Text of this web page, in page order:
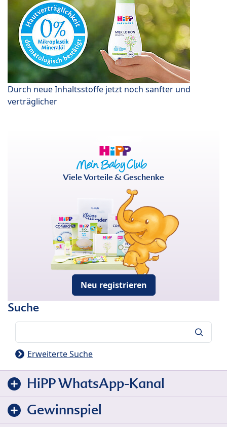
Durch neue Inhaltsstoffe jetzt noch sanfter und
verträglicher
Viele Vorteile & Geschenke
Neu registrieren
Suche
Erweiterte Suche
HiPP WhatsApp-Kanal
Gewinnspiel